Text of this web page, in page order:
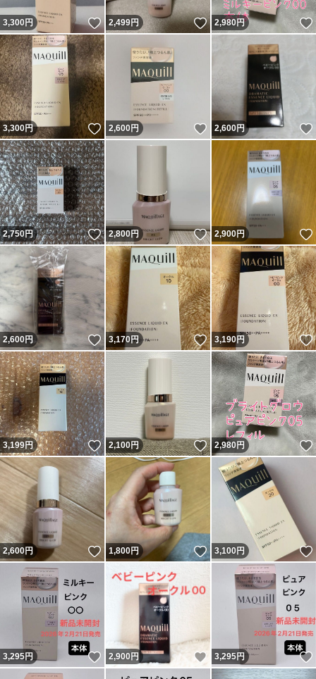
3,300円 いいね！
2,499円 いいね！
2,980円
3,300円 いいね！
2,600円 いいね！
2,600円
2,750円 いいね！
2,800円 いいね！
2,900円
2,600円 いいね！
3,170円 いいね！
3,190円
3,199円 いいね！
2,100円 いいね！
2,980円
2,600円 いいね！
1,800円 いいね！
3,100円
3,295円 いいね！
2,900 円 いいね！
3,295円